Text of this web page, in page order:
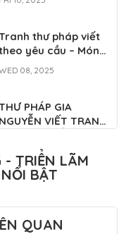
thư pháp viết
yêu cầu – Món
mang đậm tinh
hoa văn hóa Việt
08, 2025
PHÁP GIA
NGUYỄN VIẾT TRANH
THƯ PHÁP – MÓN
CẢ TẤM LÒNG
TRI ÂN
- TRIỂN LÃM
BẬT
QUAN